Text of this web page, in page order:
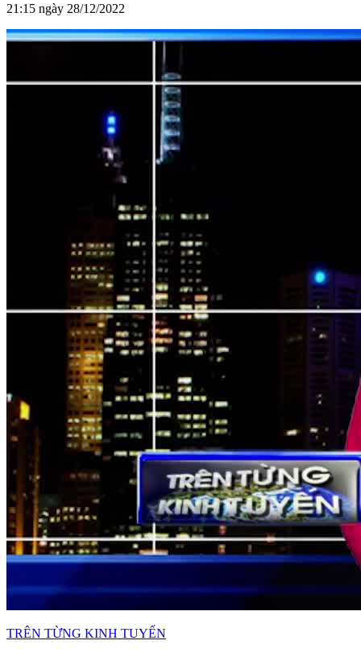
21:15 ngày 28/12/2022
TRÊN TỪNG KINH TUYẾN